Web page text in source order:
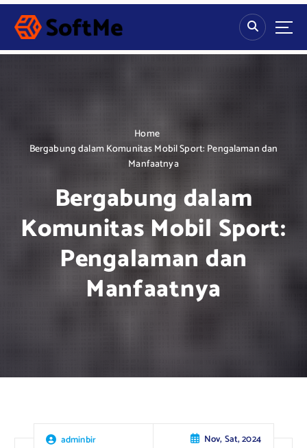
S
p
Home
Bergabung dalam Komunitas Mobil Sport: Pengalaman dan
Manfaatnya
Bergabung dalam
Komunitas Mobil Sport:
Pengalaman dan
Manfaatnya
adminbir Nov, Sat, 2024